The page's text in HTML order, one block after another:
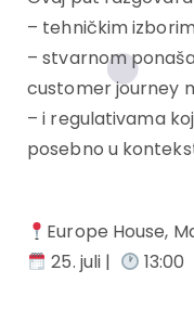
– tehničkim
– stvarnom
customer journey
– i regulativama
posebno u
Europe House,
25. juli |
13:00